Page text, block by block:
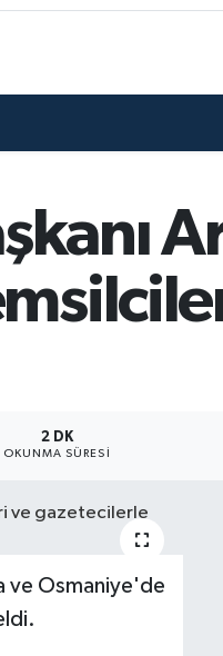
2 DK
OKUNMA SÜRESI
ve Osmaniye'de